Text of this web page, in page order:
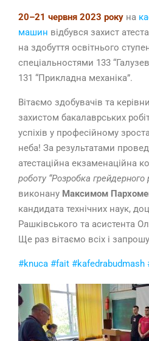
20–21 червня 2023 року на
машин відбувся захист
на здобуття освітнього
спеціальностями 133
131 “Прикладна механіка”.
Вітаємо здобувачів та
захистом бакалаврських
успіхів у професійному
неба! За результатами
атестаційна екзаменаційна
роботу “Розробка грейдерного
виконану Максимом
кандидата технічних наук,
Рашківського та асистента
Ще раз вітаємо всіх і
#knuca #fait #kafedrabudmash